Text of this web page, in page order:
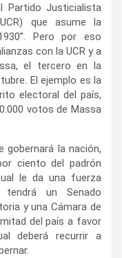
Partido Justicialista
que asume la
Pero por eso
con la UCR y a
el tercero en la
El ejemplo es la
electoral del país,
votos de Massa
gobernará la nación,
ciento del padrón
le da una fuerza
tendrá un Senado
y una Cámara de
del país a favor
deberá recurrir a